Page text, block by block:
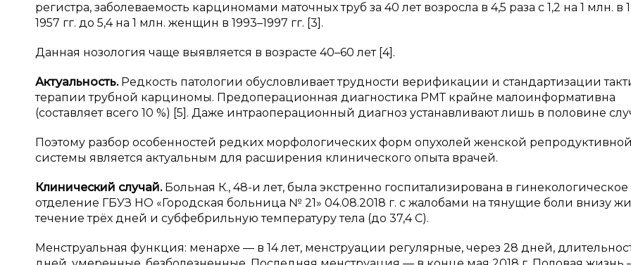
регистра, заболеваемость карциномами маточных труб за 40 лет возросла в 4,5 раза с 1,2 на 1 млн. в
1957 гг. до 5,4 на 1 млн. женщин в 1993–1997 гг. [3].
Данная нозология чаще выявляется в возрасте 40–60 лет [4].
Актуальность. Редкость патологии обусловливает трудности верификации и стандартизации
терапии трубной карциномы. Предоперационная диагностика РМТ крайне малоинформативна
(составляет всего 10 %) [5]. Даже интраоперационный диагноз устанавливают лишь в половине
Поэтому разбор особенностей редких морфологических форм опухолей женской
системы является актуальным для расширения клинического опыта врачей.
Клинический случай. Больная К., 48-и лет, была экстренно госпитализирована в гинекологическое
отделение ГБУЗ НО «Городская больница № 21» 04.08.2018 г. с жалобами на тянущие боли внизу
течение трёх дней и субфебрильную температуру тела (до 37,4 C).
Менструальная функция: менархе — в 14 лет, менструации регулярные, через 28 дней,